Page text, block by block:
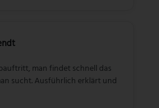
man findet schnell das
sucht. Ausführlich erklärt und